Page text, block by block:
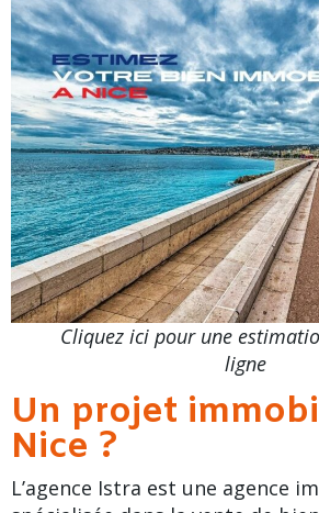
Cliquez ici pour une
ligne
Un projet
Nice ?
L’agence Istra est une agence